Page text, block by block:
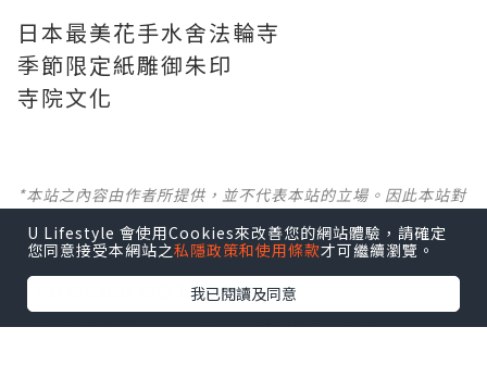
日本最美花手水舍法輪寺
季節限定紙雕御朱印
寺院文化
*本站之內容由作者所提供，並不代表本站的立場。因此本站對
任。
【 U Creator 招募 】
出Post賺現金獎賞 l登記《社群創作有價企劃》
U Lifestyle 會使用Cookies來改善您的網站體驗，請確定
您同意接受本網站之私隱政策和使用條款才可繼續瀏覽。
我已閱讀及同意